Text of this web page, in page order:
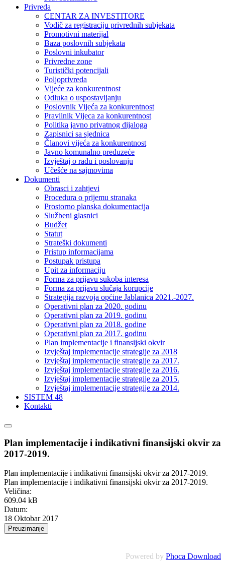
Privreda
CENTAR ZA INVESTITORE
Vodič za registraciju privrednih subjekata
Promotivni materijal
Baza poslovnih subjekata
Poslovni inkubator
Privredne zone
Turistički potencijali
Poljoprivreda
Vijeće za konkurentnost
Odluka o uspostavljanju
Poslovnik Vijeća za konkurentnost
Pravilnik Vijeca za konkurentnost
Politika javno privatnog dijaloga
Zapisnici sa sjednica
Članovi vijeća za konkurentnost
Javno komunalno preduzeće
Izvještaj o radu i poslovanju
Učešće na sajmovima
Dokumenti
Obrasci i zahtjevi
Procedura o prijemu stranaka
Prostorno planska dokumentacija
Službeni glasnici
Budžet
Statut
Strateški dokumenti
Pristup informacijama
Postupak pristupa
Upit za informaciju
Forma za prijavu sukoba interesa
Forma za prijavu slučaja korupcije
Strategija razvoja općine Jablanica 2021.-2027.
Operativni plan za 2020. godinu
Operativni plan za 2019. godinu
Operativni plan za 2018. godine
Operativni plan za 2017. godinu
Plan implementacije i finansijski okvir
Izvještaj implementacije strategije za 2018
Izvještaj implementacije strategije za 2017.
Izvještaj implementacije strategije za 2016.
Izvještaj implementacije strategije za 2015.
Izvještaj implementacije strategije za 2014.
SISTEM 48
Kontakti
Plan implementacije i indikativni finansijski okvir za
2017-2019.
Plan implementacije i indikativni finansijski okvir za 2017-2019.
Plan implementacije i indikativni finansijski okvir za 2017-2019.
Veličina:
609.04 kB
Datum:
18 Oktobar 2017
Powered by Phoca Download